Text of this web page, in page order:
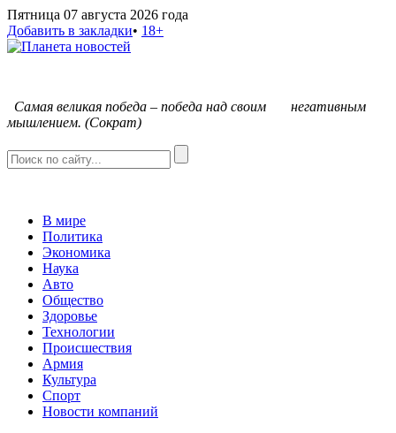
Пятница 07 августа 2026 года
Добавить в закладки• 18+
Самая великая победа – победа над своим негативным
мышлением. (Сократ)
В мире
Политика
Экономика
Наука
Авто
Общество
Здоровье
Технологии
Происшествия
Армия
Культура
Спорт
Новости компаний